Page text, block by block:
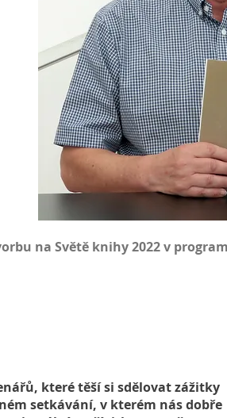
na Světě knihy 2022 v
které těší si sdělovat zážitky
setkávání, v kterém nás dobře